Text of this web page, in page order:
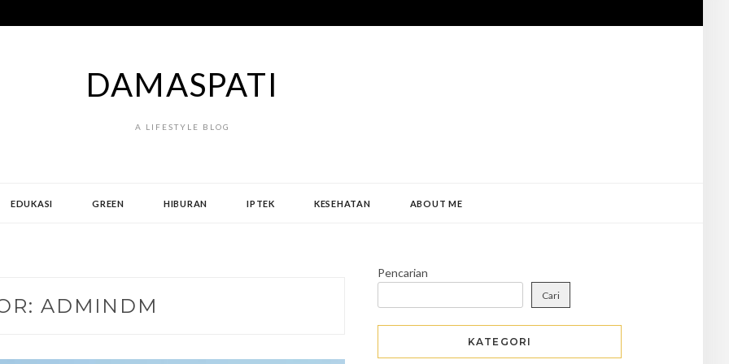
DAMASPATI
A LIFESTYLE BLOG
EDUKASI GREEN HIBURAN IPTEK KESEHATAN ABOUT ME
ADMINDM
Pencarian
Cari
KATEGORI